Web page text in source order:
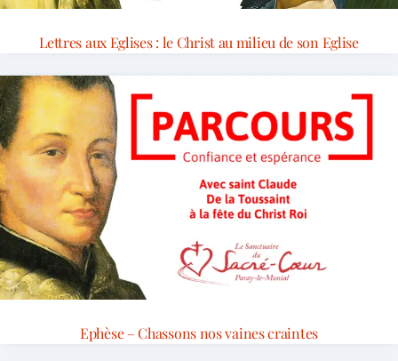
Lettres aux Eglises : le Christ au milieu de son Eglise
Ephèse – Chassons nos vaines craintes